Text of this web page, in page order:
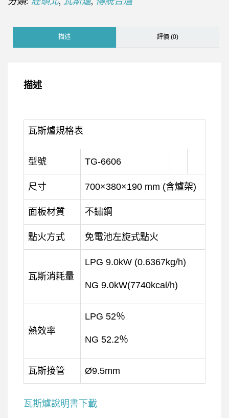
描述 評價 (0)
描述
瓦斯爐規格表
型號 TG-6606
尺寸 700×380×190 mm (含爐架)
面板材質 不鏽鋼
點火方式 免電池左旋式點火
瓦斯消耗量
LPG 9.0kW (0.6367kg/h)
NG 9.0kW(7740kcal/h)
熱效率
LPG 52％
NG 52.2％
瓦斯接管 Ø9.5mm
瓦斯爐說明書下載